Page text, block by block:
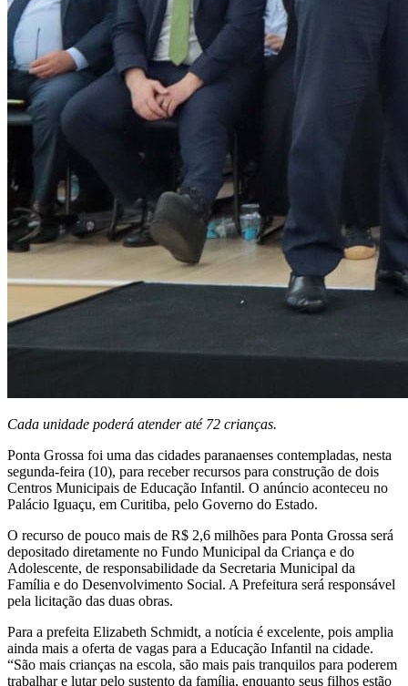
Cada unidade poderá atender até 72 crianças.
Ponta Grossa foi uma das cidades paranaenses contempladas, nesta
segunda-feira (10), para receber recursos para construção de dois
Centros Municipais de Educação Infantil. O anúncio aconteceu no
Palácio Iguaçu, em Curitiba, pelo Governo do Estado.
O recurso de pouco mais de R$ 2,6 milhões para Ponta Grossa será
depositado diretamente no Fundo Municipal da Criança e do
Adolescente, de responsabilidade da Secretaria Municipal da
Família e do Desenvolvimento Social. A Prefeitura será responsável
pela licitação das duas obras.
Para a prefeita Elizabeth Schmidt, a notícia é excelente, pois amplia
ainda mais a oferta de vagas para a Educação Infantil na cidade.
“São mais crianças na escola, são mais pais tranquilos para poderem
trabalhar e lutar pelo sustento da família, enquanto seus filhos estão